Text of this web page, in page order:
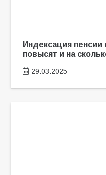
Индексация пенсии
повысят и на
29.03.2025